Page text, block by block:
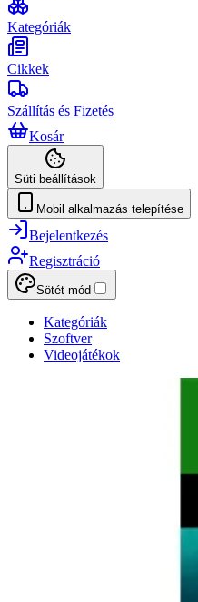
Kategóriák
Cikkek
Szállítás és Fizetés
Kosár
Süti beállítások
Mobil alkalmazás telepítése
Bejelentkezés
Regisztráció
Sötét mód
Kategóriák
Szoftver
Videojátékok